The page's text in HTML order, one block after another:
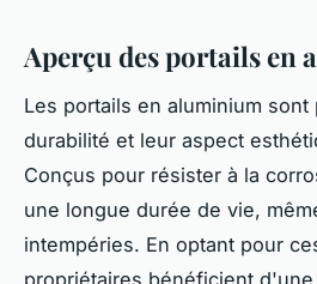
Aperçu des portails en
Les portails en aluminium
durabilité et leur aspect
Conçus pour résister à la
une longue durée de vie,
intempéries. En optant pour
propriétaires bénéficient